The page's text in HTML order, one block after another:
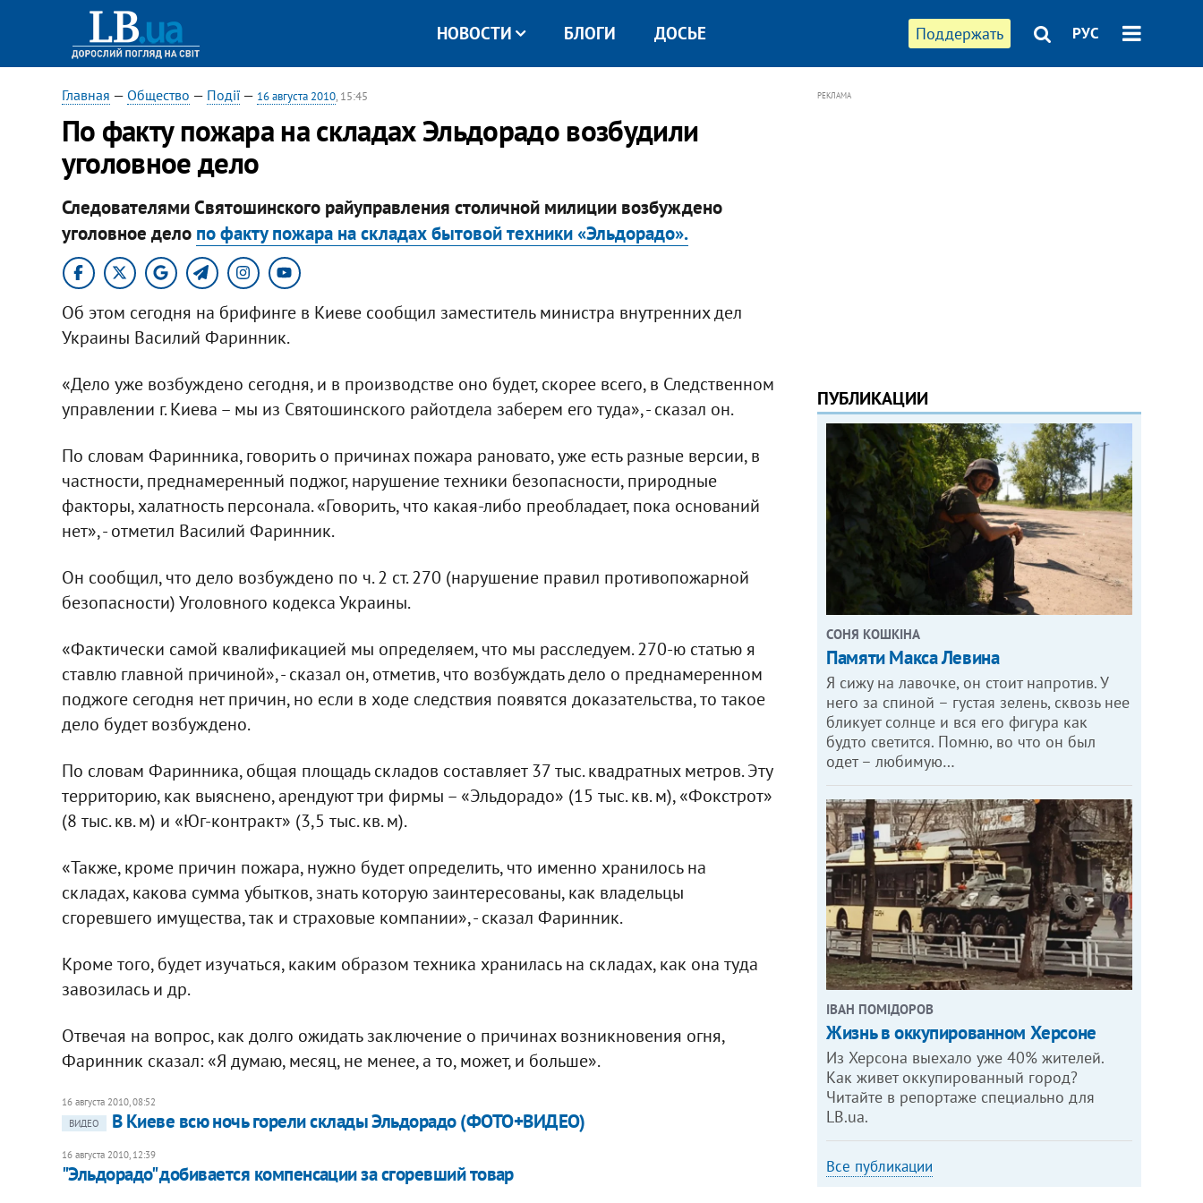
Поддержать РУС
НОВОСТИ БЛОГИ ДОСЬЕ
Главная — Общество — Події— 16 августа 2010, 15:45
По факту пожара на складах Эльдорадо возбудили
уголовное дело
Следователями Святошинского райуправления столичной милиции возбуждено
уголовное дело по факту пожара на складах бытовой техники «Эльдорадо».
Об этом сегодня на брифинге в Киеве сообщил заместитель министра внутренних дел
Украины Василий Фаринник.
«Дело уже возбуждено сегодня, и в производстве оно будет, скорее всего, в Следственном
управлении г. Киева – мы из Святошинского райотдела заберем его туда», - сказал он.
По словам Фаринника, говорить о причинах пожара рановато, уже есть разные версии, в
частности, преднамеренный поджог, нарушение техники безопасности, природные
факторы, халатность персонала. «Говорить, что какая-либо преобладает, пока оснований
нет», - отметил Василий Фаринник.
Он сообщил, что дело возбуждено по ч. 2 ст. 270 (нарушение правил противопожарной
безопасности) Уголовного кодекса Украины.
«Фактически самой квалификацией мы определяем, что мы расследуем. 270-ю статью я
ставлю главной причиной», - сказал он, отметив, что возбуждать дело о преднамеренном
поджоге сегодня нет причин, но если в ходе следствия появятся доказательства, то такое
дело будет возбуждено.
По словам Фаринника, общая площадь складов составляет 37 тыс. квадратных метров. Эту
территорию, как выяснено, арендуют три фирмы – «Эльдорадо» (15 тыс. кв. м), «Фокстрот»
(8 тыс. кв. м) и «Юг-контракт» (3,5 тыс. кв. м).
«Также, кроме причин пожара, нужно будет определить, что именно хранилось на
складах, какова сумма убытков, знать которую заинтересованы, как владельцы
сгоревшего имущества, так и страховые компании», - сказал Фаринник.
Кроме того, будет изучаться, каким образом техника хранилась на складах, как она туда
завозилась и др.
Отвечая на вопрос, как долго ожидать заключение о причинах возникновения огня,
Фаринник сказал: «Я думаю, месяц, не менее, а то, может, и больше».
16 августа 2010, 08:52
ВИДЕО
В Киеве всю ночь горели склады Эльдорадо (ФОТО+ВИДЕО)
16 августа 2010, 12:39
"Эльдорадо" добивается компенсации за сгоревший товар
РЕКЛАМА
ПУБЛИКАЦИИ
СОНЯ КОШКІНА
Памяти Макса Левина
Я сижу на лавочке, он стоит напротив. У
него за спиной – густая зелень, сквозь нее
бликует солнце и вся его фигура как
будто светится. Помню, во что он был
одет – любимую…
ІВАН ПОМІДОРОВ
Жизнь в оккупированном Херсоне
Из Херсона выехало уже 40% жителей.
Как живет оккупированный город?
Читайте в репортаже специально для
LB.ua.
Все публикации